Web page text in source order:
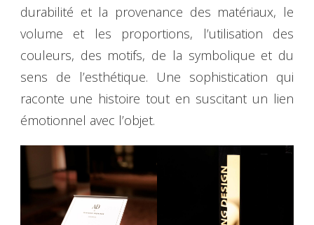
durabilité et la provenance des matériaux, le
volume et les proportions, l’utilisation des
couleurs, des motifs, de la symbolique et du
sens de l’esthétique. Une sophistication qui
raconte une histoire tout en suscitant un lien
émotionnel avec l’objet.